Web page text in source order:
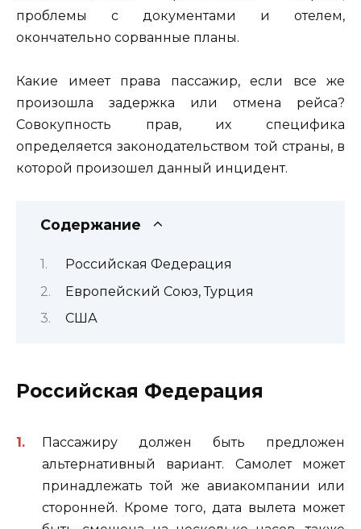
проблемы с документами и отелем,
окончательно сорванные планы.
Какие имеет права пассажир, если все же
произошла задержка или отмена рейса?
Совокупность прав, их специфика
определяется законодательством той страны, в
которой произошел данный инцидент.
Содержание
Российская Федерация
Европейский Союз, Турция
США
Российская Федерация
Пассажиру должен быть предложен
альтернативный вариант. Самолет может
принадлежать той же авиакомпании или
сторонней. Кроме того, дата вылета может